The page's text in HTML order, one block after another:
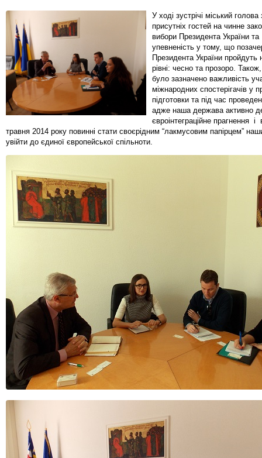
У ході зустрічі міський
присутніх гостей на чинне
вибори Президента України
упевненість у тому, що
Президента України
рівні: чесно та прозоро.
було зазначено важливість
міжнародних спостерігачів у
підготовки та під час
адже наша держава активно
євроінтеграційне прагнення і
травня 2014 року повинні стати своєрідним “лакмусовим папірцем”
увійти до єдиної європейської спільноти.